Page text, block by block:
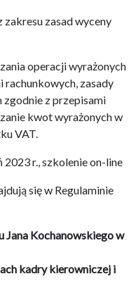
zasad wyceny
operacji wyrażonych
rachunkowych, zasady
z przepisami
kwot wyrażonych w
VAT.
r., szkolenie on-line
się w Regulaminie
Jana Kochanowskiego w
kadry kierowniczej i